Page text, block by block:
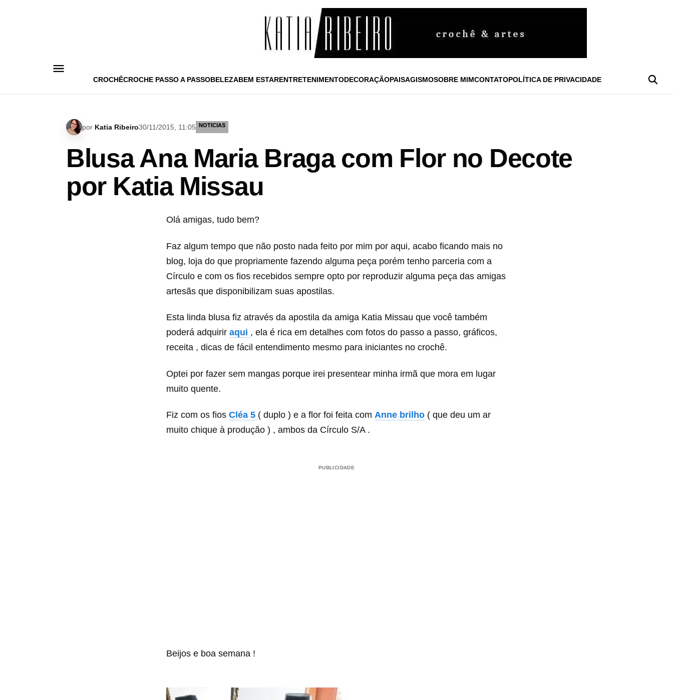
CROCHÊCROCHE PASSO A PASSOBELEZABEM ESTARENTRETENIMENTODECORAÇÃOPAISAGISMOSOBRE MIMCONTATOPOLÍTICA DE PRIVACIDADE
por Katia Ribeiro30/11/2015, 11:05 NOTICIAS
Blusa Ana Maria Braga com Flor no Decote
por Katia Missau
Olá amigas, tudo bem?
Faz algum tempo que não posto nada feito por mim por aqui, acabo ficando mais no
blog, loja do que propriamente fazendo alguma peça porém tenho parceria com a
Círculo e com os fios recebidos sempre opto por reproduzir alguma peça das amigas
artesãs que disponibilizam suas apostilas.
Esta linda blusa fiz através da apostila da amiga Katia Missau que você também
poderá adquirir aqui , ela é rica em detalhes com fotos do passo a passo, gráficos,
receita , dicas de fácil entendimento mesmo para iniciantes no crochê.
Optei por fazer sem mangas porque irei presentear minha irmã que mora em lugar
muito quente.
Fiz com os fios Cléa 5 ( duplo ) e a flor foi feita com Anne brilho ( que deu um ar
muito chique à produção ) , ambos da Círculo S/A .
PUBLICIDADE
Beijos e boa semana !